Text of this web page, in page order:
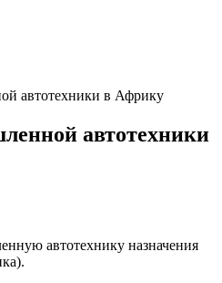
автотехники в Африку
автотехники
автотехнику назначения